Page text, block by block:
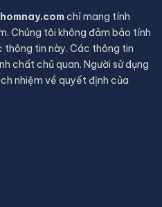
thầm gõ cửa tuổi Mùi,
tài
tiên tri của ngườI Maya
chỉ có ngày tận thế
ở Tanzania sở hữu siêu
đá phần lớn các sinh